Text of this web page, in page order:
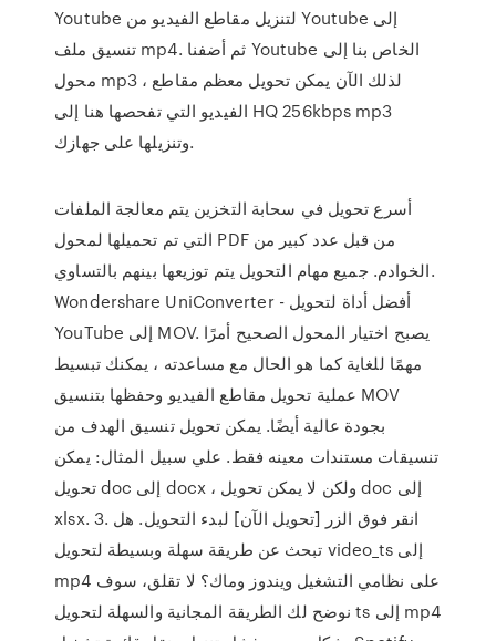
Youtube لتنزيل مقاطع الفيديو من Youtube إلى
تنسيق ملف mp4. ثم أضفنا Youtube الخاص بنا إلى
محول mp3 ، لذلك الآن يمكن تحويل معظم مقاطع
الفيديو التي تفحصها هنا إلى HQ 256kbps mp3
وتنزيلها على جهازك.
أسرع تحويل في سحابة التخزين يتم معالجة الملفات
التي تم تحميلها لمحول PDF من قبل عدد كبير من
الخوادم. جميع مهام التحويل يتم توزيعها بينهم بالتساوي.
Wondershare UniConverter - أفضل أداة لتحويل
YouTube إلى MOV. يصبح اختيار المحول الصحيح أمرًا
مهمًا للغاية كما هو الحال مع مساعدته ، يمكنك تبسيط
عملية تحويل مقاطع الفيديو وحفظها بتنسيق MOV
بجودة عالية أيضًا. يمكن تحويل تنسيق الهدف من
تنسيقات مستندات معينه فقط. علي سبيل المثال: يمكن
تحويل doc إلى docx ، ولكن لا يمكن تحويل doc إلى
xlsx. 3. انقر فوق الزر [تحويل الآن] لبدء التحويل. هل
تبحث عن طريقة سهلة وبسيطة لتحويل video_ts إلى
mp4 على نظامي التشغيل ويندوز وماك؟ لا تقلق، سوف
نوضح لك الطريقة المجانية والسهلة لتحويل ts إلى mp4